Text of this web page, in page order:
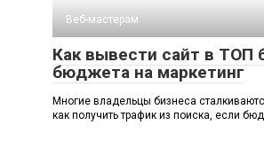
Веб-мастерам
Как вывести сайт в ТОП
бюджета на маркетинг
Многие владельцы бизнеса
как получить трафик из поиска, если